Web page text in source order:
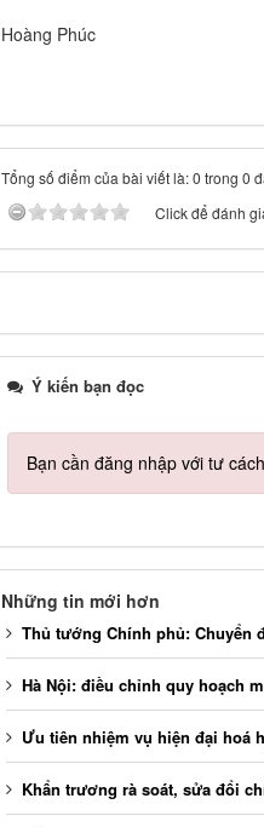
Hoàng Phúc
Tổng số điểm của bài viết là: 0 trong 0
Click để đánh
Ý kiến bạn đọc
Bạn cần đăng nhập với tư
Những tin mới hơn
Thủ tướng Chính phủ: Chuyển
Hà Nội: điều chỉnh quy hoạch
Ưu tiên nhiệm vụ hiện đại hoá
Khẩn trương rà soát, sửa đổi